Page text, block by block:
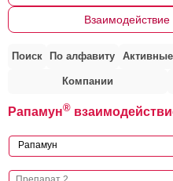
Поиск По алфавиту
Компании
Рапамун®